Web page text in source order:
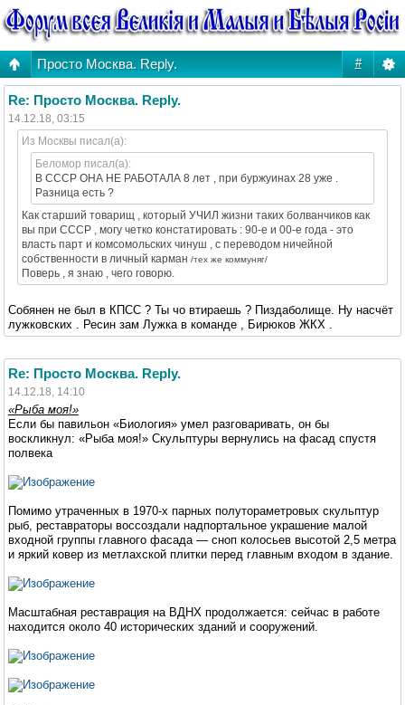
#
Просто Москва. Reply.
Re: Просто Москва. Reply.
14.12.18, 03:15
Из Москвы писал(а):
Беломор писал(а):
В СССР ОНА НЕ РАБОТАЛА 8 лет , при буржуинах 28 уже .
Разница есть ?
Как старший товарищ , который УЧИЛ жизни таких болванчиков как
вы при СССР , могу четко констатировать : 90-е и 00-е года - это
власть парт и комсомольских чинуш , с переводом ничейной
собственности в личный карман /тех же коммуняг/
Поверь , я знаю , чего говорю.
Собянен не был в КПСС ? Ты чо втираешь ? Пиздаболище. Ну насчёт
лужковских . Ресин зам Лужка в команде , Бирюков ЖКХ .
Re: Просто Москва. Reply.
14.12.18, 14:10
«Рыба моя!»
Если бы павильон «Биология» умел разговаривать, он бы
воскликнул: «Рыба моя!» Скульптуры вернулись на фасад спустя
полвека
Помимо утраченных в 1970-х парных полутораметровых скульптур
рыб, реставраторы воссоздали надпортальное украшение малой
входной группы главного фасада — сноп колосьев высотой 2,5 метра
и яркий ковер из метлахской плитки перед главным входом в здание.
Масштабная реставрация на ВДНХ продолжается: сейчас в работе
находится около 40 исторических зданий и сооружений.